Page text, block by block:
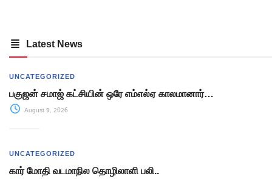
Latest News
UNCATEGORIZED
பகுஜன் சமாஜ் கட்சியின் ஒரே எம்எல்ஏ காலமானார்…
August 9, 2026
UNCATEGORIZED
கார் மோதி வடமாநில தொழிலாளி பலி..